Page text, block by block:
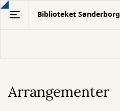
Gå
hovedindhold
Biblioteket Sønderborg
Arrangementer